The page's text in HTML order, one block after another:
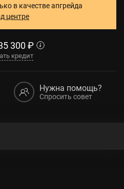
в качестве апгрейда
центре
300 ₽
кредит
Нужна помощь?
Спросить совет